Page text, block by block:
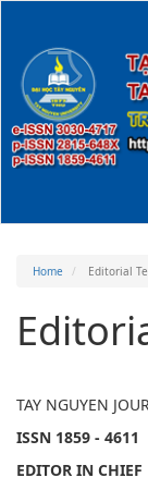
Main
Content
Sidebar
Home Editorial
TAY NGUYEN
ISSN 1859 - 4611
EDITOR IN CHIEF